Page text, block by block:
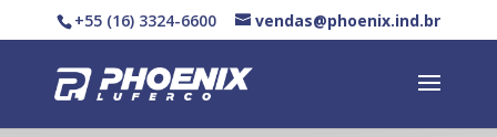
+55 (16) 3324-6600 vendas@phoenix.ind.br